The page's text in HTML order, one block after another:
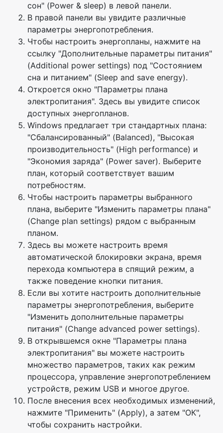
сон" (Power & sleep) в левой панели.
В правой панели вы увидите различные
параметры энергопотребления.
Чтобы настроить энергопланы, нажмите на
ссылку "Дополнительные параметры питания"
(Additional power settings) под "Состоянием
сна и питанием" (Sleep and save energy).
Откроется окно "Параметры плана
электропитания". Здесь вы увидите список
доступных энергопланов.
Windows предлагает три стандартных плана:
"Сбалансированный" (Balanced), "Высокая
производительность" (High performance) и
"Экономия заряда" (Power saver). Выберите
план, который соответствует вашим
потребностям.
Чтобы настроить параметры выбранного
плана, выберите "Изменить параметры плана"
(Change plan settings) рядом с выбранным
планом.
Здесь вы можете настроить время
автоматической блокировки экрана, время
перехода компьютера в спящий режим, а
также поведение кнопки питания.
Если вы хотите настроить дополнительные
параметры энергопотребления, выберите
"Изменить дополнительные параметры
питания" (Change advanced power settings).
В открывшемся окне "Параметры плана
электропитания" вы можете настроить
множество параметров, таких как режим
процессора, управление энергопотреблением
устройств, режим USB и многое другое.
После внесения всех необходимых изменений,
нажмите "Применить" (Apply), а затем "ОК",
чтобы сохранить настройки.